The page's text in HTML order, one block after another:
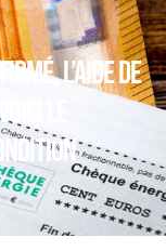
l’aide de
le